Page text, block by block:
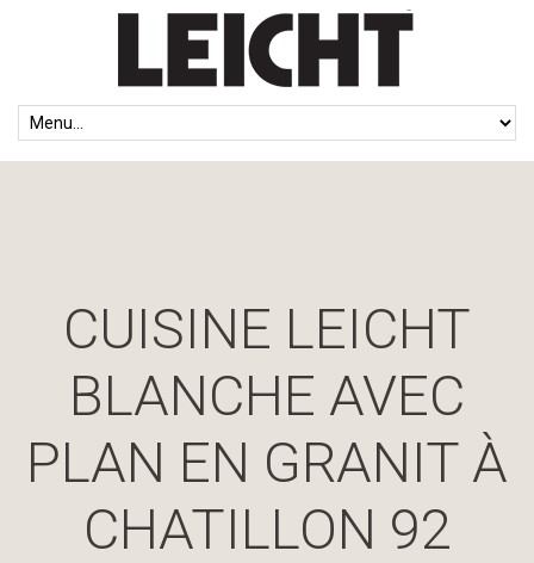
CUISINE LEICHT
BLANCHE AVEC
PLAN EN GRANIT À
CHATILLON 92